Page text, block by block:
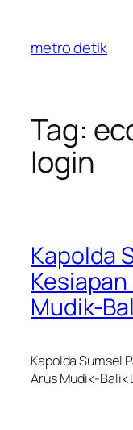
content
metro detik
Tag:
login
Kapolda
Mudik-
Kapolda Sumsel
Arus Mudik-Balik